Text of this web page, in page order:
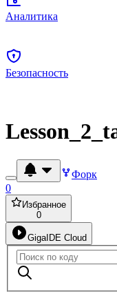
Аналитика
Безопасность
Форк
0
Избранное
0
GigaIDE Cloud